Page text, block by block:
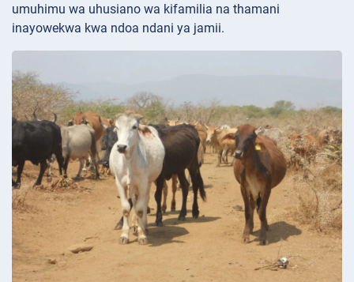
umuhimu wa uhusiano wa kifamilia na thamani
inayowekwa kwa ndoa ndani ya jamii.